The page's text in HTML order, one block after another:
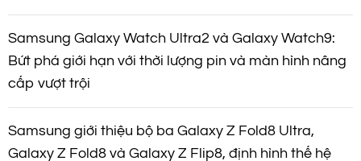
Samsung Galaxy Watch Ultra2 và Galaxy Watch9:
Bứt phá giới hạn với thời lượng pin và màn hình nâng
cấp vượt trội
Samsung giới thiệu bộ ba Galaxy Z Fold8 Ultra,
Galaxy Z Fold8 và Galaxy Z Flip8, định hình thế hệ